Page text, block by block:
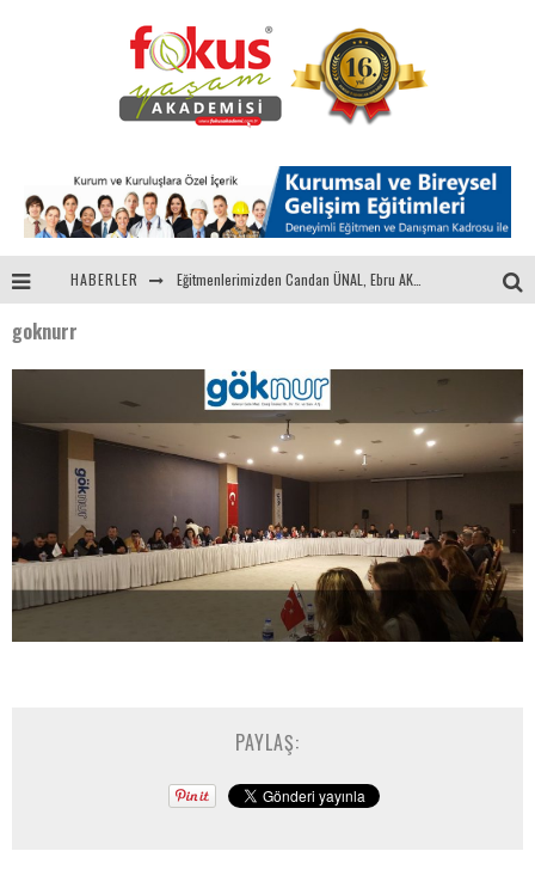
HABERLER Eğitmenlerimizden Candan ÜNAL, Ebru AKEL'le Kadın İsterse 68.Bölüm Konuğuydu
Parasını Veren 1'inci
Fokus Yaşam Akademisi 15. Yılında Gençleri Nasa, Harvard, Yale ile Buluşturacak!
goknurr
PAYLAŞ: